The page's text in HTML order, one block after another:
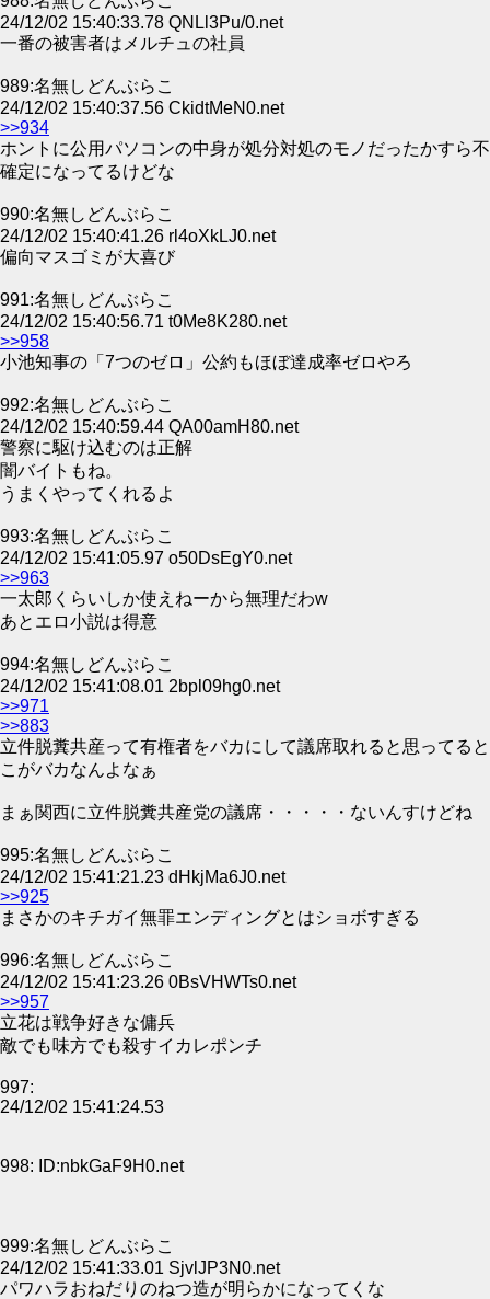
24/12/02 15:40:33.78 QNLl3Pu/0.net
一番の被害者はメルチュの社員
989:名無しどんぶらこ
24/12/02 15:40:37.56 CkidtMeN0.net
>>934
ホントに公用パソコンの中身が処分対処のモノだったかすら不
確定になってるけどな
990:名無しどんぶらこ
24/12/02 15:40:41.26 rl4oXkLJ0.net
偏向マスゴミが大喜び
991:名無しどんぶらこ
24/12/02 15:40:56.71 t0Me8K280.net
>>958
小池知事の「7つのゼロ」公約もほぼ達成率ゼロやろ
992:名無しどんぶらこ
24/12/02 15:40:59.44 QA00amH80.net
警察に駆け込むのは正解
闇バイトもね。
うまくやってくれるよ
993:名無しどんぶらこ
24/12/02 15:41:05.97 o50DsEgY0.net
>>963
一太郎くらいしか使えねーから無理だわw
あとエロ小説は得意
994:名無しどんぶらこ
24/12/02 15:41:08.01 2bpl09hg0.net
>>971
>>883
立件脱糞共産って有権者をバカにして議席取れると思ってると
こがバカなんよなぁ
まぁ関西に立件脱糞共産党の議席・・・・・ないんすけどね
995:名無しどんぶらこ
24/12/02 15:41:21.23 dHkjMa6J0.net
>>925
まさかのキチガイ無罪エンディングとはショボすぎる
996:名無しどんぶらこ
24/12/02 15:41:23.26 0BsVHWTs0.net
>>957
立花は戦争好きな傭兵
敵でも味方でも殺すイカレポンチ
997:
24/12/02 15:41:24.53
998: ID:nbkGaF9H0.net
999:名無しどんぶらこ
24/12/02 15:41:33.01 SjvlJP3N0.net
パワハラおねだりのねつ造が明らかになってくな